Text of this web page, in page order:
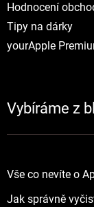
Hodnocení
Tipy na dárky
yourApple
Vybíráme z
Vše co nevíte o
Jak správně